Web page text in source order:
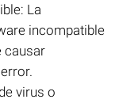
La
incompatible
causar
virus o